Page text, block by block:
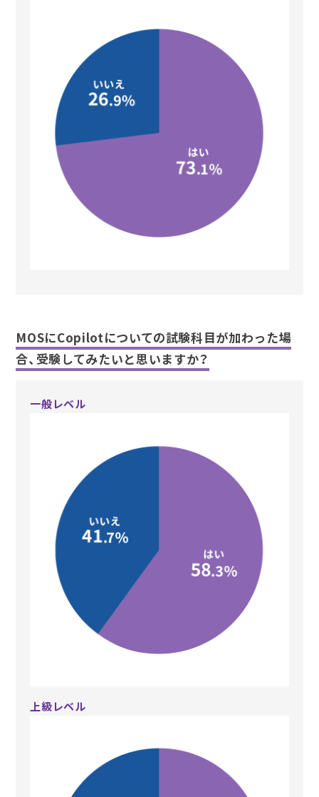
MOSにCopilotについての試験科目が加わった場
合、受験してみたいと思いますか？
一般レベル
上級レベル